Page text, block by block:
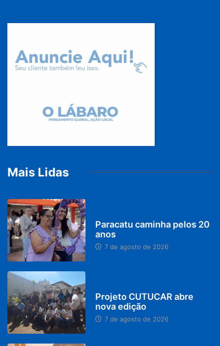
Mais Lidas
Paracatu caminha pelos 20
anos
7 de agosto de 2026
Projeto CUTUCAR abre
nova edição
7 de agosto de 2026